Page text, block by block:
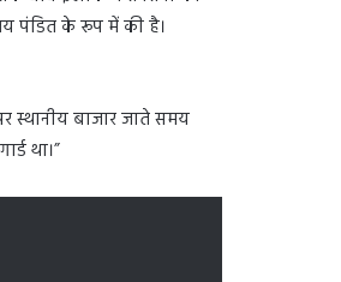
पंडित के रूप में की है।
बाजार जाते समय
था।”